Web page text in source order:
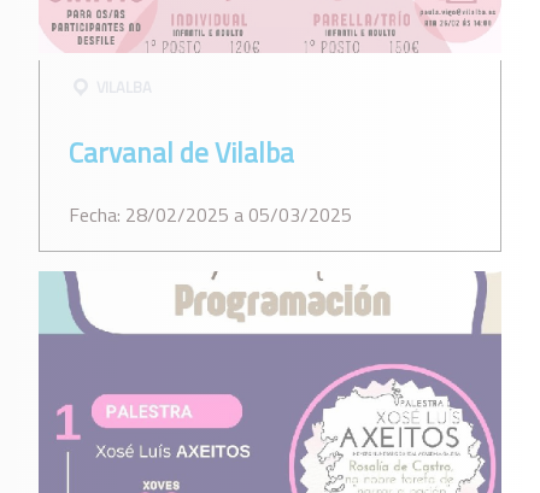
Carvanal de Vilalba
Fecha: 28/02/2025 a 05/03/2025